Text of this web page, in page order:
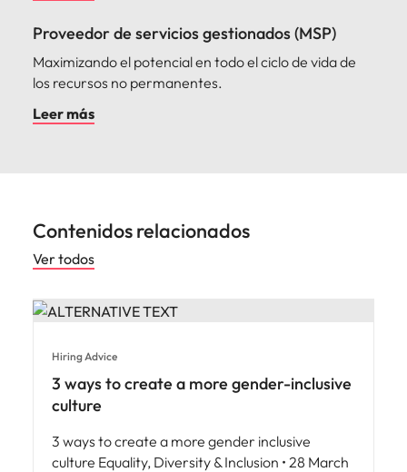
Proveedor de servicios gestionados (MSP)
Maximizando el potencial en todo el ciclo de vida de
los recursos no permanentes.
Leer más
Contenidos relacionados
Ver todos
Hiring Advice
3 ways to create a more gender-inclusive
culture
3 ways to create a more gender inclusive
culture Equality, Diversity & Inclusion • 28 March